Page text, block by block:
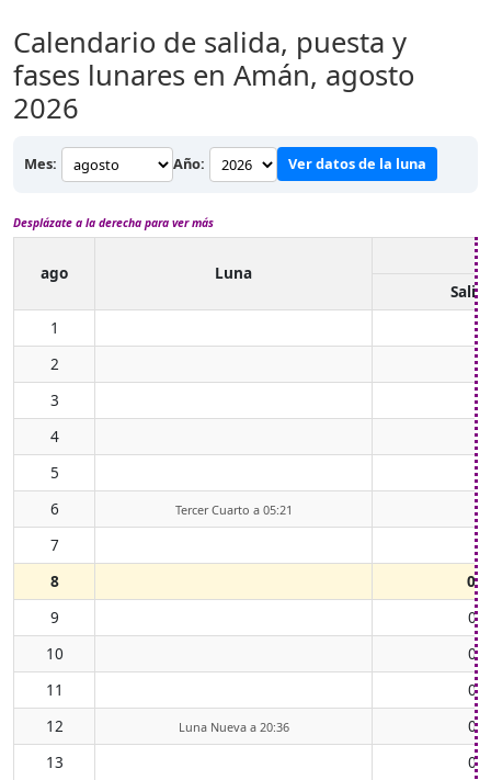
Calendario de salida, puesta y
fases lunares en Amán, agosto
2026
Mes: Año: Ver datos de la luna
Desplázate a la derecha para ver más
ago
Luna
1
2
3
4
5
6
Tercer Cuarto a 05:21
7
8
9
10
11
12
Luna Nueva a 20:36
13